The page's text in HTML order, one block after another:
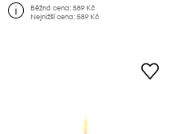
Běžná cena:589 Kč
Nejnižší cena:589 Kč